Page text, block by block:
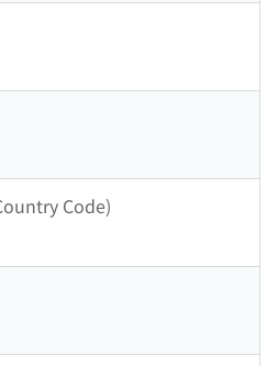
Code)